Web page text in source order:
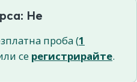
Не
проба (1
се регистрирайте.